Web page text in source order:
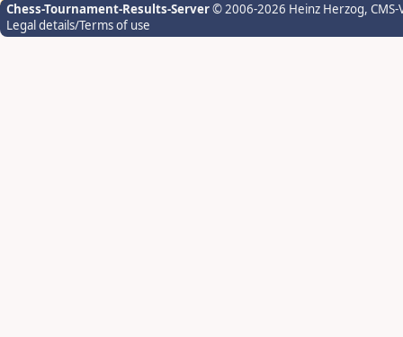
Chess-Tournament-Results-Server© 2006-2026 Heinz Herzog,
Legal details/Terms of use